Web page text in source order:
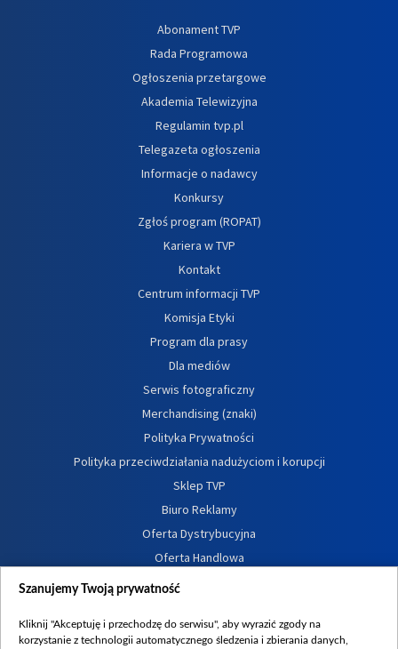
Abonament TVP
Rada Programowa
Ogłoszenia przetargowe
Akademia Telewizyjna
Regulamin tvp.pl
Telegazeta ogłoszenia
Informacje o nadawcy
Konkursy
Zgłoś program (ROPAT)
Kariera w TVP
Kontakt
Centrum informacji TVP
Komisja Etyki
Program dla prasy
Dla mediów
Serwis fotograficzny
Merchandising (znaki)
Polityka Prywatności
Polityka przeciwdziałania nadużyciom i korupcji
Sklep TVP
Biuro Reklamy
Oferta Dystrybucyjna
Oferta Handlowa
Dostępność
Procedura zgłoszeń wewnętrznych
Szanujemy Twoją prywatność
Kliknij "Akceptuję i przechodzę do serwisu", aby wyrazić zgody na
korzystanie z technologii automatycznego śledzenia i zbierania danych,